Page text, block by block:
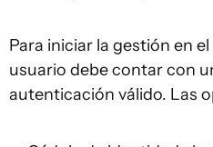
Para iniciar la gestión en
usuario debe contar con
autenticación válido. Las